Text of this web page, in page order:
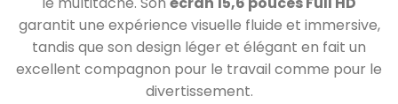
garantit une expérience visuelle fluide et immersive,
tandis que son design léger et élégant en fait un
excellent compagnon pour le travail comme pour le
divertissement.